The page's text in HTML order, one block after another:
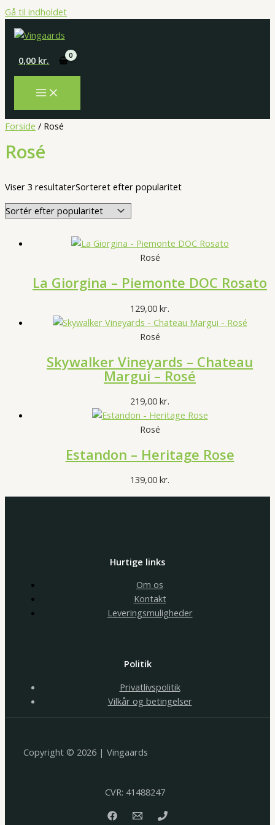
Gå til indholdet
0,00 kr.
Forside / Rosé
Rosé
Viser 3 resultaterSorteret efter popularitet
Rosé
La Giorgina – Piemonte DOC Rosato
129,00 kr.
Rosé
Skywalker Vineyards – Chateau
Margui – Rosé
219,00 kr.
Rosé
Estandon – Heritage Rose
139,00 kr.
Hurtige links
Om os
Kontakt
Leveringsmuligheder
Politik
Privatlivspolitik
Vilkår og betingelser
Copyright © 2026 | Vingaards
CVR: 41488247